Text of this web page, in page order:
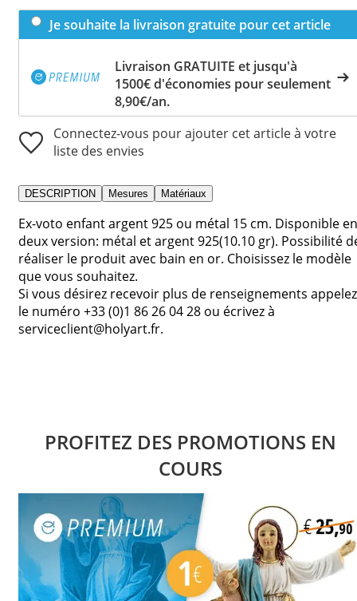
Je souhaite la livraison gratuite pour cet article
Livraison GRATUITE et jusqu'à
1500€ d'économies pour seulement
8,90€/an.
Connectez-vous pour ajouter cet article à votre
liste des envies
DESCRIPTION Mesures Matériaux
Ex-voto enfant argent 925 ou métal 15 cm. Disponible en
deux version: métal et argent 925(10.10 gr). Possibilité
réaliser le produit avec bain en or. Choisissez le modèle
que vous souhaitez.
Si vous désirez recevoir plus de renseignements appelez
le numéro +33 (0)1 86 26 04 28 ou écrivez à
serviceclient@holyart.fr.
PROFITEZ DES PROMOTIONS EN
COURS